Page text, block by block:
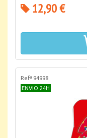
12,90 €
Refª 94998
ENVIO 24H